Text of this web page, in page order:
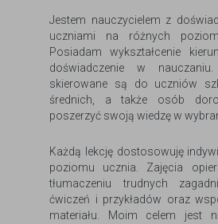
Jestem nauczycielem z
uczniami na różnych
Posiadam wykształcenie
doświadczenie w
skierowane są do uczniów
średnich, a także osób
poszerzyć swoją wiedzę w
Każdą lekcję dostosowuję
poziomu ucznia. Zajęcia
tłumaczeniu trudnych
ćwiczeń i przykładów oraz
materiału. Moim celem jest